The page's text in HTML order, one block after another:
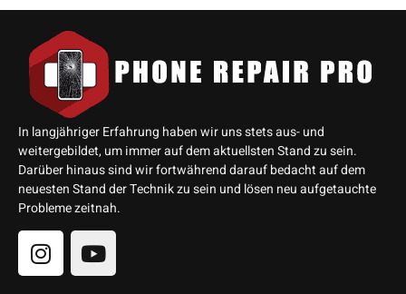
In langjähriger Erfahrung haben wir uns stets aus- und
weitergebildet, um immer auf dem aktuellsten Stand zu sein.
Darüber hinaus sind wir fortwährend darauf bedacht auf dem
neuesten Stand der Technik zu sein und lösen neu aufgetauchte
Probleme zeitnah.